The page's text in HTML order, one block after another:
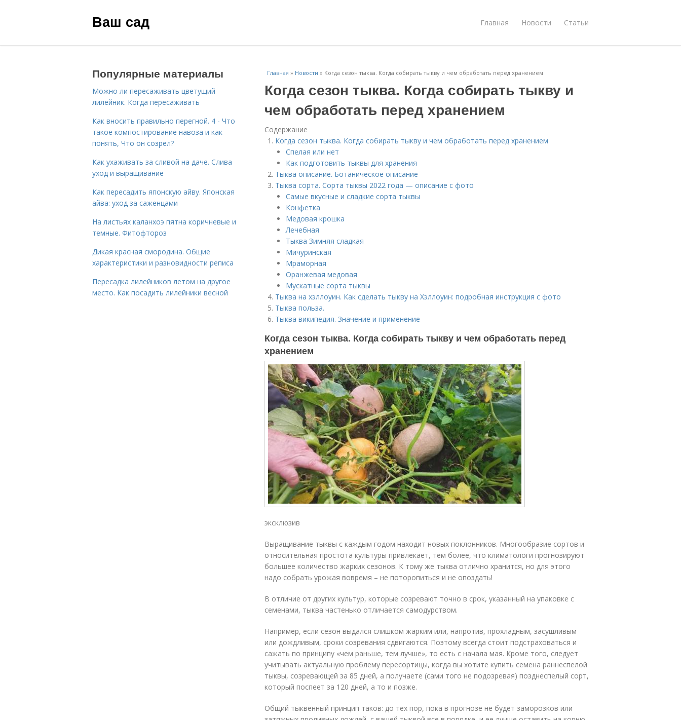
Ваш сад Главная Новости Статьи
Главная » Новости » Когда сезон тыква. Когда собирать тыкву и чем обработать перед хранением
Когда сезон тыква. Когда собирать тыкву и
чем обработать перед хранением
Содержание
Когда сезон тыква. Когда собирать тыкву и чем обработать перед хранением
Спелая или нет
Как подготовить тыквы для хранения
Тыква описание. Ботаническое описание
Тыква сорта. Сорта тыквы 2022 года — описание с фото
Самые вкусные и сладкие сорта тыквы
Конфетка
Медовая крошка
Лечебная
Тыква Зимняя сладкая
Мичуринская
Мраморная
Оранжевая медовая
Мускатные сорта тыквы
Тыква на хэллоуин. Как сделать тыкву на Хэллоуин: подробная инструкция с фото
Тыква польза.
Тыква википедия. Значение и применение
Когда сезон тыква. Когда собирать тыкву и чем обработать перед
хранением
эксклюзив
Выращивание тыквы с каждым годом находит новых поклонников. Многообразие сортов и
относительная простота культуры привлекает, тем более, что климатологи прогнозируют
большее количество жарких сезонов. К тому же тыква отлично хранится, но для этого
надо собрать урожая вовремя – не поторопиться и не опоздать!
В отличие от других культур, которые созревают точно в срок, указанный на упаковке с
семенами, тыква частенько отличается самодурством.
Например, если сезон выдался слишком жарким или, напротив, прохладным, засушливым
или дождливым, сроки созревания сдвигаются. Поэтому всегда стоит подстраховаться и
сажать по принципу «чем раньше, тем лучше», то есть с начала мая. Кроме того, следует
учитывать актуальную проблему пересортицы, когда вы хотите купить семена раннеспелой
тыквы, созревающей за 85 дней, а получаете (сами того не подозревая) позднеспелый сорт,
который поспеет за 120 дней, а то и позже.
Общий тыквенный принцип таков: до тех пор, пока в прогнозе не будет заморозков или
Популярные материалы
Можно ли пересаживать цветущий
лилейник. Когда пересаживать
Как вносить правильно перегной. 4 - Что
такое компостирование навоза и как
понять, Что он созрел?
Как ухаживать за сливой на даче. Слива
уход и выращивание
Как пересадить японскую айву. Японская
айва: уход за саженцами
На листьях каланхоэ пятна коричневые и
темные. Фитофтороз
Дикая красная смородина. Общие
характеристики и разновидности реписа
Пересадка лилейников летом на другое
место. Как посадить лилейники весной